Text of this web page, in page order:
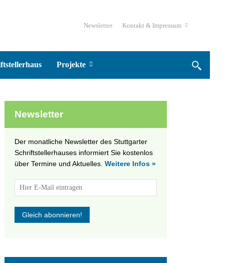
Newsletter Kontakt & Impressum
Projekte
Newsletter
Der monatliche Newsletter des Stuttgarter
Schriftstellerhauses informiert Sie kostenlos
über Termine und Aktuelles. Weitere Infos »